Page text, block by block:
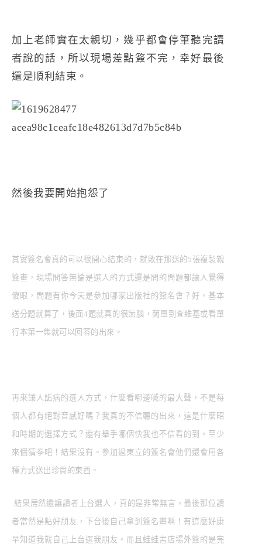
加上老師實在太親切，幾乎都會停筆聽完讀
者說的話，所以現場差點簽不完，幸好最後
還是順利結束。
然後我要開始抱怨了
其實簽名會真的可以很開心結束的，就敗在那送的5張複製親
簽畫，現場問答無論是選人的方式還是問的問題都讓人覺得
傻眼，問題有你今天是參加哪家出版社的簽名會？好，基本
送分題就算了，後面4題就真的很無腦，簡單到查維基或看單
行本第一集就可以回答的出來。
再來讓人詬病的選人方式，什麼看哪邊喊的最大聲，不是每
個人都有絕對音感好嗎？我真的不信聽的出來，這是什麼昭
和時期的選擇方式？還有舉手哪個快我也不信看的到，至少
來個猜拳吧！結果沒有。參加過東立的簽名會他們還會用各
種方式送出珍貴的東西。
結果居然還讓讀者上台選人，真的是非常無言，最後那位讀
者當然是點好朋友，下台後自己拿到簽名畫啊！有這麼好康
早知道我就自己上台選我朋友。而且蛙蛙書店場外簽的是完